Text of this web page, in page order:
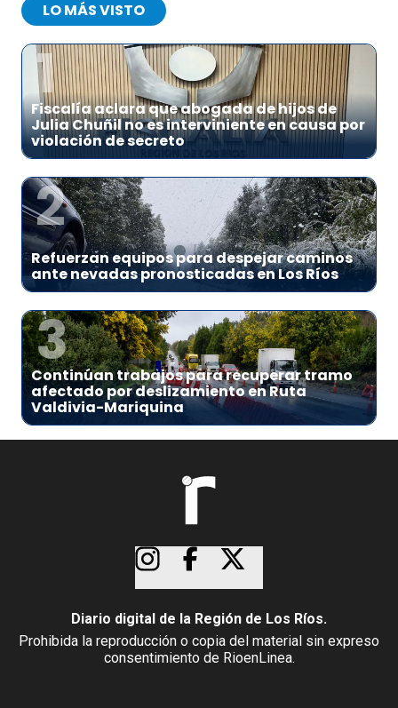
LO MÁS VISTO
1
Fiscalía aclara que abogada de hijos de
Julia Chuñil no es interviniente en causa por
violación de secreto
2
Refuerzan equipos para despejar caminos
ante nevadas pronosticadas en Los Ríos
3
Continúan trabajos para recuperar tramo
afectado por deslizamiento en Ruta
Valdivia-Mariquina
Diario digital de la Región de Los Ríos.
Prohibida la reproducción o copia del material sin expreso
consentimiento de RioenLinea.